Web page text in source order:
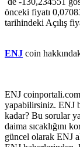
önceki fiyatı
tarihindeki Açılış
ENJ coin
ENJ coinportali.com
yapabilirsiniz. ENJ
kadar? Bu sorular
daima sıcaklığını
güncel olarak ENJ